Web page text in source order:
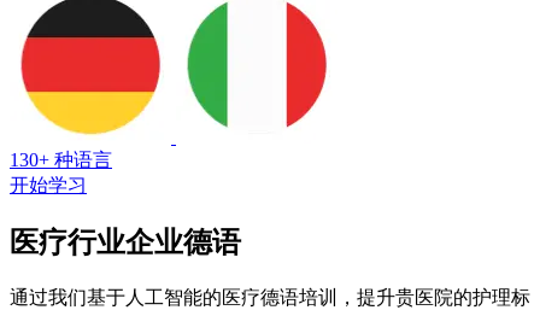
130+ 种语言
开始学习
医疗行业企业德语
通过我们基于人工智能的医疗德语培训，提升贵医院的护理标